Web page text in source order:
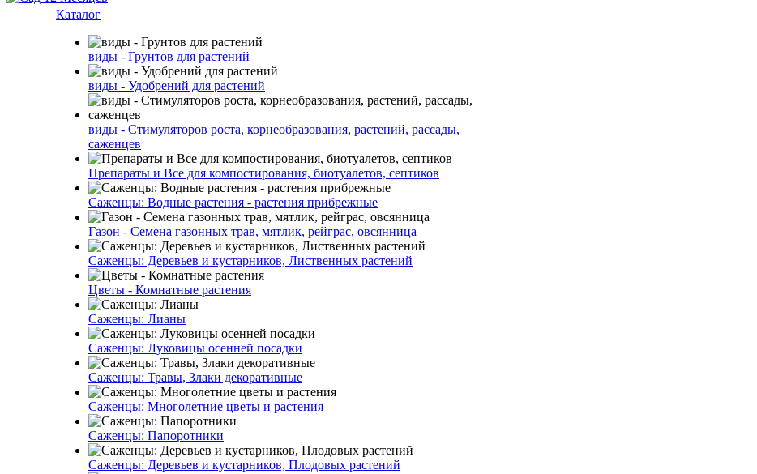
Каталог
виды - Грунтов для растений
виды - Удобрений для растений
виды - Стимуляторов роста, корнеобразования, растений, рассады,
саженцев
Препараты и Все для компостирования, биотуалетов, септиков
Саженцы: Водные растения - растения прибрежные
Газон - Семена газонных трав, мятлик, рейграс, овсянница
Саженцы: Деревьев и кустарников, Лиственных растений
Цветы - Комнатные растения
Саженцы: Лианы
Саженцы: Луковицы осенней посадки
Саженцы: Травы, Злаки декоративные
Саженцы: Многолетние цветы и растения
Саженцы: Папоротники
Саженцы: Деревьев и кустарников, Плодовых растений